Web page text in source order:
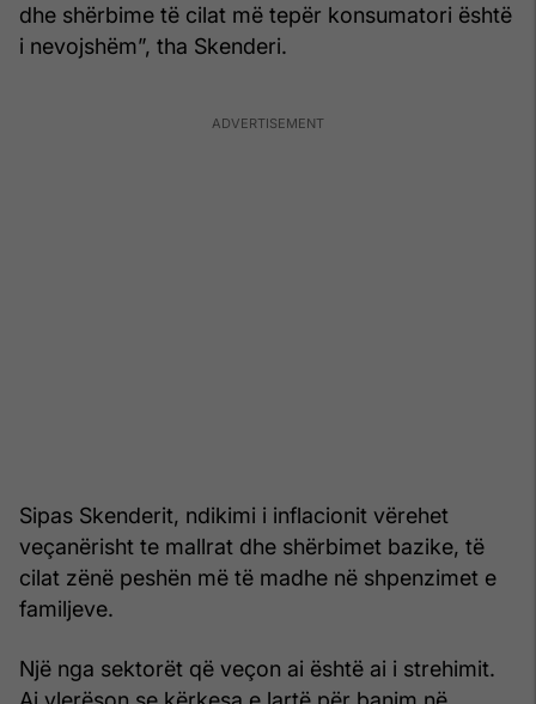
dhe shërbime të cilat më tepër konsumatori është
i nevojshëm”, tha Skenderi.
Sipas Skenderit, ndikimi i inflacionit vërehet
veçanërisht te mallrat dhe shërbimet bazike, të
cilat zënë peshën më të madhe në shpenzimet e
familjeve.
Një nga sektorët që veçon ai është ai i strehimit.